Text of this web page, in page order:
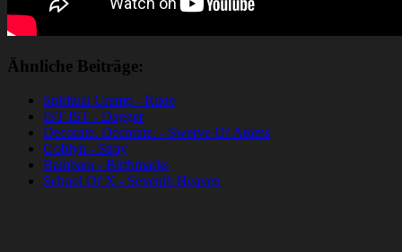
Ähnliche Beiträge:
Spiritual Cramp - Rude
IST IST - Dagger
Decorate. Decorate. - Swerve Of Atoms
Goblyn - Stray
Bambara - Birthmarks
School Of X - Seventh Heaven